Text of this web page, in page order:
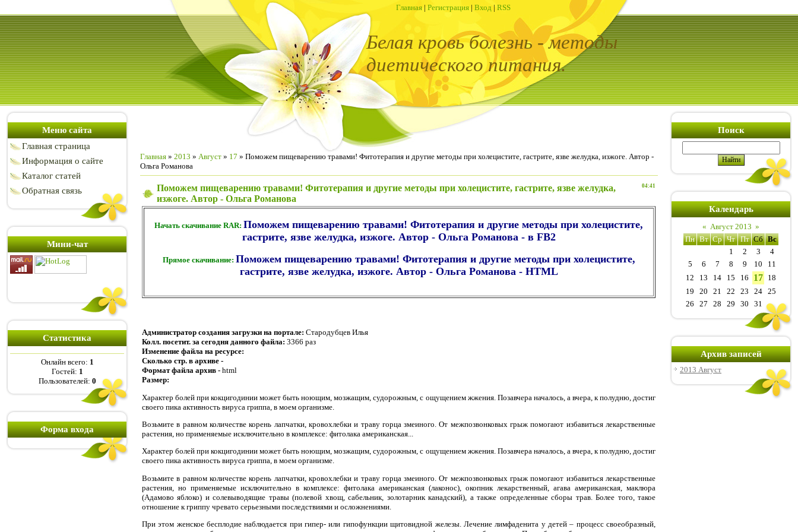
Главная | Регистрация | Вход | RSS
Белая кровь болезнь - методы
диетического питания.
Меню сайта
Главная страница
Информация о сайте
Каталог статей
Обратная связь
Мини-чат
Статистика
Онлайн всего: 1
Гостей: 1
Пользователей: 0
Форма входа
Главная » 2013 » Август » 17 » Поможем пищеварению травами! Фитотерапия и другие методы при холецистите, гастрите, язве желудка, изжоге. Автор -
Ольга Романова
04:41
Поможем пищеварению травами! Фитотерапия и другие методы при холецистите, гастрите, язве желудка,
изжоге. Автор - Ольга Романова
Начать скачивание RAR: Поможем пищеварению травами! Фитотерапия и другие методы при холецистите,
гастрите, язве желудка, изжоге. Автор - Ольга Романова - в FB2
Прямое скачивание: Поможем пищеварению травами! Фитотерапия и другие методы при холецистите,
гастрите, язве желудка, изжоге. Автор - Ольга Романова - HTML
Администратор создания загрузки на портале: Стародубцев Илья
Колл. посетит. за сегодня данного файла: 3366 раз
Изменение файла на ресурсе:
Сколько стр. в архиве -
Формат файла архив - html
Размер:
Характер болей при кокцигодинии может быть ноющим, мозжащим, судорожным, с ощущением жжения. Позавчера началось, а вчера, к полудню, достиг
своего пика активность вируса гриппа, в моем организме.
Возьмите в равном количестве корень лапчатки, кровохлебки и траву горца змеиного. От межпозвонковых грыж помогают избавиться лекарственные
растения, но применяемые исключительно в комплексе: фитолака американская...
Характер болей при кокцигодинии может быть ноющим, мозжащим, судорожным, с ощущением жжения. Позавчера началось, а вчера, к полудню, достиг
своего пика активность вируса гриппа, в моем организме.
Возьмите в равном количестве корень лапчатки, кровохлебки и траву горца змеиного. От межпозвонковых грыж помогают избавиться лекарственные
растения, но применяемые исключительно в комплексе: фитолака американская (лаконос), окопник лекарственный, агава американская, маклюра
(Адамово яблоко) и солевыводящие травы (полевой хвощ, сабельник, золотарник канадский), а также определенные сборы трав. Более того, такое
отношение к гриппу чревато серьезными последствиями и осложнениями.
При этом женское бесплодие наблюдается при гипер- или гипофункции щитовидной железы. Лечение лимфаденита у детей – процесс своеобразный,
Поиск
Календарь
« Август 2013 »
Пн Вт Ср Чт Пт Сб Вс
1
2 3
4
5
6 7 8 9 10
11
12
13 14 15 16 17 18
19
20 21 22 23 24 25
26
27 28 29 30 31
Архив записей
2013 Август